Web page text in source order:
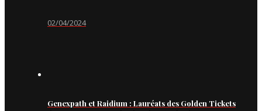
02/04/2024
Genexpath et Raidium : Lauréats des Golden Tickets